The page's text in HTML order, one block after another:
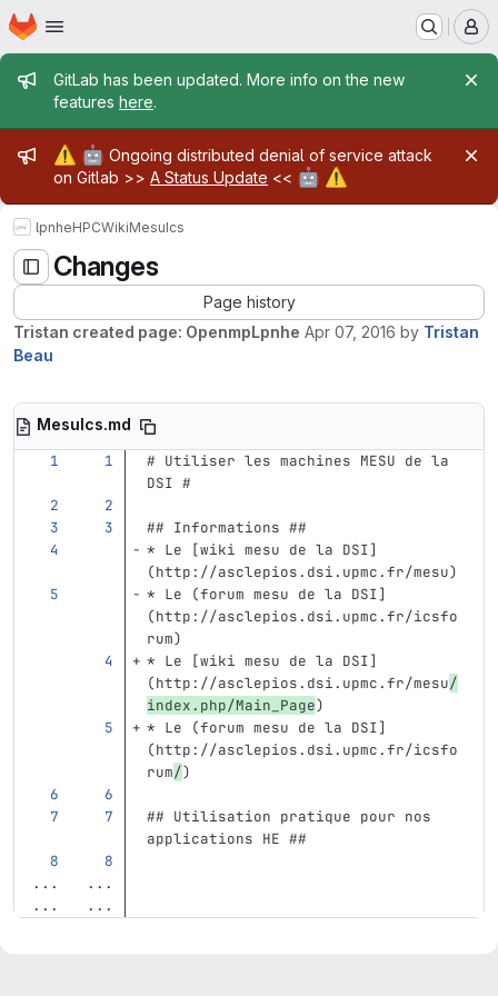
Skip to main content
Homepage
Admin message
GitLab has been updated. More info on the new
features here.
Admin message
⚠️ 🤖 Ongoing distributed denial of service attack
on Gitlab >> A Status Update << 🤖 ⚠️
lpnheHPCWikiMesuIcs
Changes
Page history
Tristan created page: OpenmpLpnhe Apr 07, 2016 by Tristan
Beau
MesuIcs.md
# Utiliser les machines MESU de la
DSI #
## Informations ##
* Le [wiki mesu de la DSI]
(http://asclepios.dsi.upmc.fr/mesu)
* Le (forum mesu de la DSI]
(http://asclepios.dsi.upmc.fr/icsfo
rum)
* Le [wiki mesu de la DSI]
(http://asclepios.dsi.upmc.fr/mesu/
index.php/Main_Page)
* Le (forum mesu de la DSI]
(http://asclepios.dsi.upmc.fr/icsfo
rum/)
## Utilisation pratique pour nos
applications HE ##
...
...
...
...